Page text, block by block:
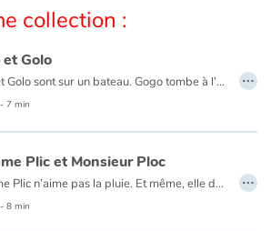
collection :
Golo
Gogo et Golo sont sur un bateau. Gogo tombe à l’eau. Qui reste ? Golo seul sur le bateau cherche Gogo dans les flots, quand surgit un cachalot. Une fantaisie littéraire pleine d’humour et de couleurs. Soyez attentifs, ne perdez pas de vue les personnages !
- 7 min
…
Plic et Monsieur Ploc
Madame Plic n’aime pas la pluie. Et même, elle déteste la pluie ! À chaque averse, des fuites d’eau se transforment en flaques d’eau sur son parquet et inondent son salon. En plus, ce jour là, l’eau déborde chez son voisin, Monsieur Ploc qui n’est pas très content !
- 8 min
…